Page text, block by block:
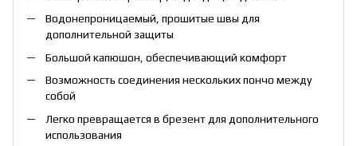
Водонепроницаемый, прошитые швы для
дополнительной защиты
Большой капюшон, обеспечивающий комфорт
Возможность соединения нескольких пончо между
собой
Легко превращается в брезент для дополнительного
использования